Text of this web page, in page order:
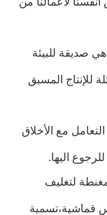
صديقة للبيئة
للإنتاج المسبق
مع الأخلاق
اليها.
لتغليف
قماشية،تسمية